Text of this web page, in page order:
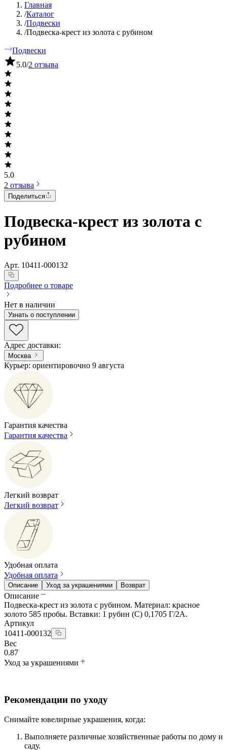
Главная
/Каталог
/Подвески
/Подвеска-крест из золота с рубином
Подвески
5.0/2 отзыва
5.0
2 отзыва
Поделиться
Подвеска-крест из золота с
рубином
Арт. 10411-000132
Подробнее о товаре
Нет в наличии
Узнать о поступлении
Адрес доставки:
Москва
Курьер: ориентировочно 9 августа
Гарантия качества
Гарантия качества
Легкий возврат
Легкий возврат
Удобная оплата
Удобная оплата
Описание Уход за украшениями Возврат
Описание
Подвеска-крест из золота с рубином. Материал: красное
золото 585 пробы. Вставки: 1 рубин (С) 0,1705 Г/2А.
Артикул
10411-000132
Вес
0.87
Уход за украшениями
Рекомендации по уходу
Снимайте ювелирные украшения, когда:
Выполняете различные хозяйственные работы по дому и
саду.